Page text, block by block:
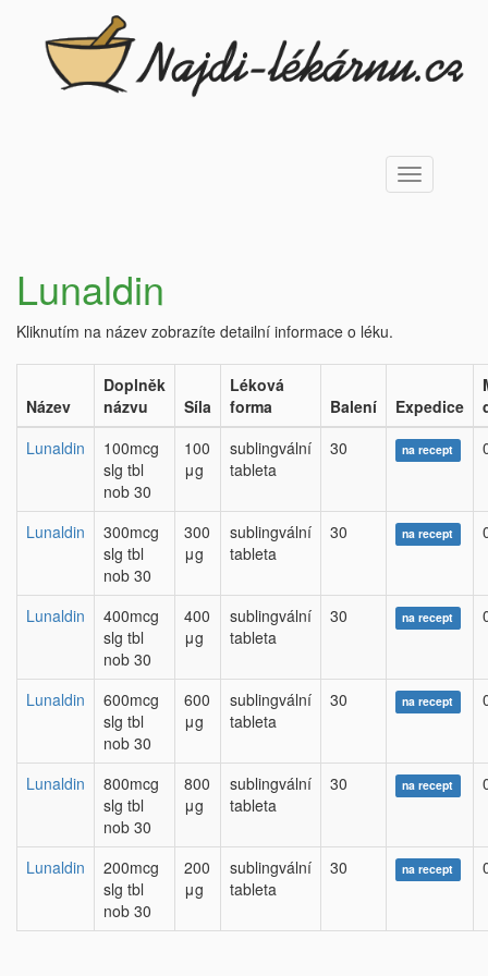
Toggle
navigation
Lunaldin
Kliknutím na název zobrazíte detailní informace o léku.
Název
Doplněk
názvu
Síla
Léková
forma
Balení Expedice
Lunaldin
100mcg
slg tbl
nob 30
100
μg
sublingvální
tableta
30 na recept
Lunaldin
300mcg
slg tbl
nob 30
300
μg
sublingvální
tableta
30 na recept
Lunaldin
400mcg
slg tbl
nob 30
400
μg
sublingvální
tableta
30 na recept
Lunaldin
600mcg
slg tbl
nob 30
600
μg
sublingvální
tableta
30 na recept
Lunaldin
800mcg
slg tbl
nob 30
800
μg
sublingvální
tableta
30 na recept
Lunaldin
200mcg
slg tbl
nob 30
200
μg
sublingvální
tableta
30 na recept